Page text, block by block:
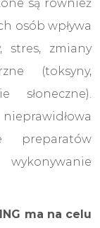
są również
osób wpływa
stres, zmiany
(toksyny,
słoneczne).
preparatów
ma na celu